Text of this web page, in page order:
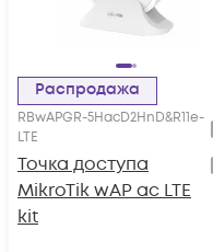
Распродажа
RBwAPGR-5HacD2HnD&R11e-
LTE
Точка доступа
MikroTik wAP ac LTE
kit